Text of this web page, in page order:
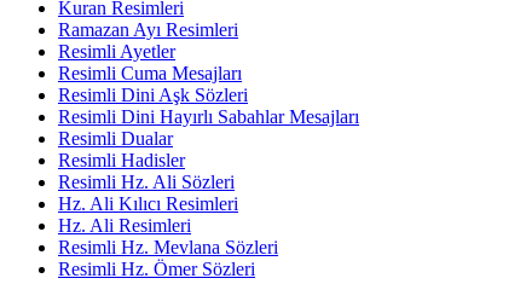
Kuran Resimleri
Ramazan Ayı Resimleri
Resimli Ayetler
Resimli Cuma Mesajları
Resimli Dini Aşk Sözleri
Resimli Dini Hayırlı Sabahlar Mesajları
Resimli Dualar
Resimli Hadisler
Resimli Hz. Ali Sözleri
Hz. Ali Kılıcı Resimleri
Hz. Ali Resimleri
Resimli Hz. Mevlana Sözleri
Resimli Hz. Ömer Sözleri